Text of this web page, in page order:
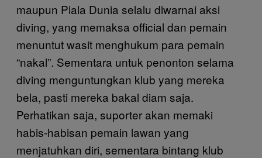
maupun Piala Dunia selalu diwarnai aksi
diving, yang memaksa official dan pemain
menuntut wasit menghukum para pemain
“nakal”. Sementara untuk penonton selama
diving menguntungkan klub yang mereka
bela, pasti mereka bakal diam saja.
Perhatikan saja, suporter akan memaki
habis-habisan pemain lawan yang
menjatuhkan diri, sementara bintang klub